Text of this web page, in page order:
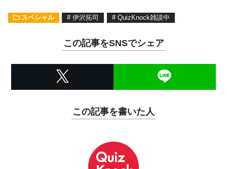
スペシャル # 伊沢拓司 # QuizKnock雑談中
この記事をSNSでシェア
この記事を書いた人